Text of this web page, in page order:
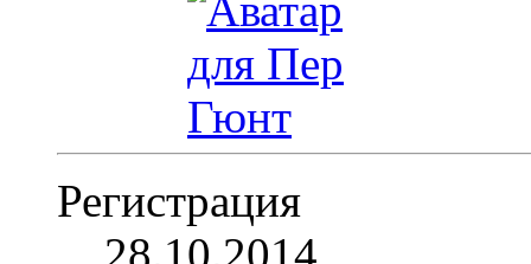
Регистрация
28.10.2014